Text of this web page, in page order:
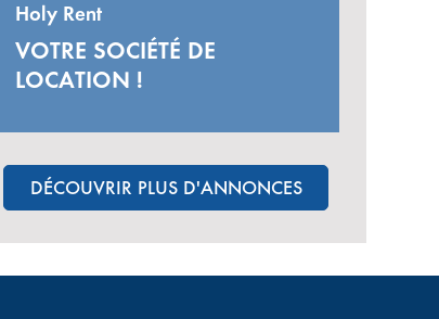
Holy Rent
VOTRE SOCIÉTÉ DE
LOCATION !
DÉCOUVRIR PLUS D'ANNONCES